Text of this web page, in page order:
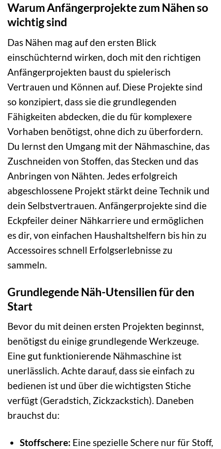
Warum Anfängerprojekte zum Nähen so
wichtig sind
Das Nähen mag auf den ersten Blick
einschüchternd wirken, doch mit den richtigen
Anfängerprojekten baust du spielerisch
Vertrauen und Können auf. Diese Projekte sind
so konzipiert, dass sie die grundlegenden
Fähigkeiten abdecken, die du für komplexere
Vorhaben benötigst, ohne dich zu überfordern.
Du lernst den Umgang mit der Nähmaschine, das
Zuschneiden von Stoffen, das Stecken und das
Anbringen von Nähten. Jedes erfolgreich
abgeschlossene Projekt stärkt deine Technik und
dein Selbstvertrauen. Anfängerprojekte sind die
Eckpfeiler deiner Nähkarriere und ermöglichen
es dir, von einfachen Haushaltshelfern bis hin zu
Accessoires schnell Erfolgserlebnisse zu
sammeln.
Grundlegende Näh-Utensilien für den
Start
Bevor du mit deinen ersten Projekten beginnst,
benötigst du einige grundlegende Werkzeuge.
Eine gut funktionierende Nähmaschine ist
unerlässlich. Achte darauf, dass sie einfach zu
bedienen ist und über die wichtigsten Stiche
verfügt (Geradstich, Zickzackstich). Daneben
brauchst du:
Stoffschere: Eine spezielle Schere nur für Stoff,